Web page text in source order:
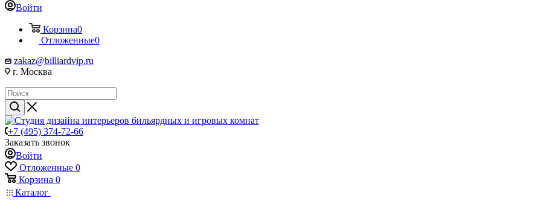
Войти
Корзина0
Отложенные0
zakaz@billiardvip.ru
г. Москва
+7 (495) 374-72-66
Заказать звонок
Войти
Отложенные 0
Корзина 0
Каталог